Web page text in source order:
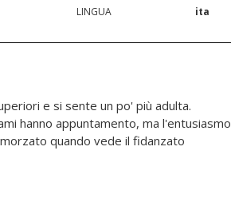
LINGUA
ita
e si sente un po' più adulta.
hanno appuntamento, ma l'entusiasmo
quando vede il fidanzato
Tra i nuovi compagni di classe spicca